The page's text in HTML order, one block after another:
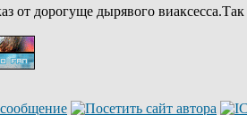
от дорогуще дырявого